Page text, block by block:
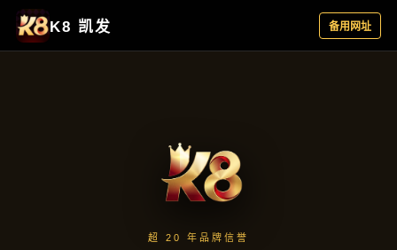
行业资讯
首页 行业资讯